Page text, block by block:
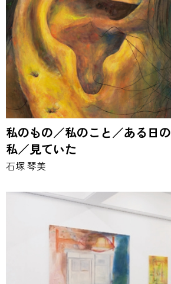
私のもの／私のこと／ある日の
私／見ていた
石塚 琴美